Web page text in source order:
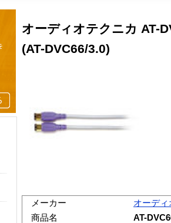
オーディオテクニカ AT-
(AT-DVC66/3.0)
メーカー
オーデ
商品名
AT-